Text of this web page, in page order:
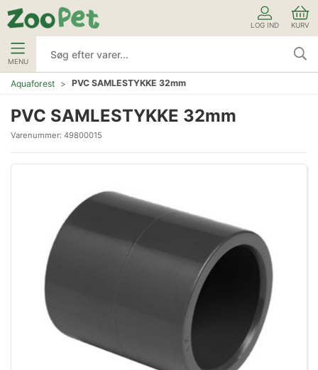
LOG IND KURV
MENU
Aquaforest PVC SAMLESTYKKE 32mm
PVC SAMLESTYKKE 32mm
Varenummer: 49800015